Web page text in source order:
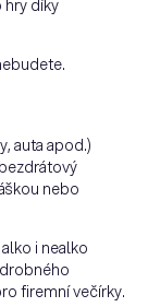
hry díky
auta apod.)
nebo
i nealko
firemní večírky.